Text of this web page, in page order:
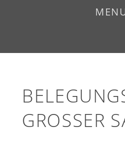
GROSSER